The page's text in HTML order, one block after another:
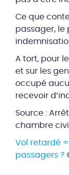
Ce que
passager, le
A tort, pour
et sur les
occupé
recevoir
Source :
chambre
Vol retardé
passagers ?